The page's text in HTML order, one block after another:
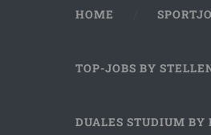
HOME
TOP-JOBS BY
DUALES STUDIUM BY